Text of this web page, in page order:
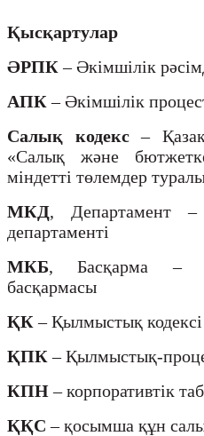
Қысқартулар
ӘРПК – Әкімшілік
АПК – Әкімшілік
Салық кодекс–
«Салық және
міндетті төлемдер
МКД, Департамент –
департаменті
МКБ, Басқарма –
басқармасы
ҚК – Қылмыстық кодексі
ҚПК – Қылмыстық-
КПН– корпоративтік
ҚҚС – қосымша құн